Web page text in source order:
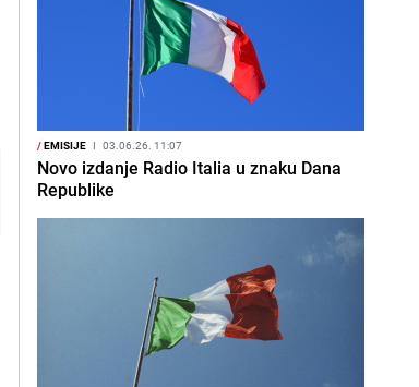
/EMISIJE I 03.06.26. 11:07
Novo izdanje Radio Italia u znaku Dana
Republike